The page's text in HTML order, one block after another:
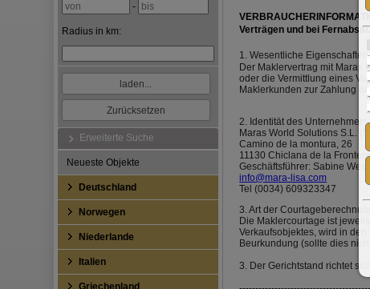
-
Radius in km:
Erweiterte Suche
Neueste Objekte
Deutschland
Norwegen
Niederlande
Italien
Verträgen und bei
1. Wesentliche Eigenschaften
Der Maklervertrag mit Maras
oder die Vermittlung eines
Maklerkunden zur Zahlung
2. Identität des
Maras World Solutions S.L.
Camino de la montura, 26
11130 Chiclana de la
Geschäftsführer: Sabine
info@mara-lisa.com
Tel (0034) 609323347
3. Art der Courtageberechnung
Die Maklercourtage ist
Verkaufsobjektes, wird in
Beurkundung (sollte dies
3. Der Gerichtstand richtet